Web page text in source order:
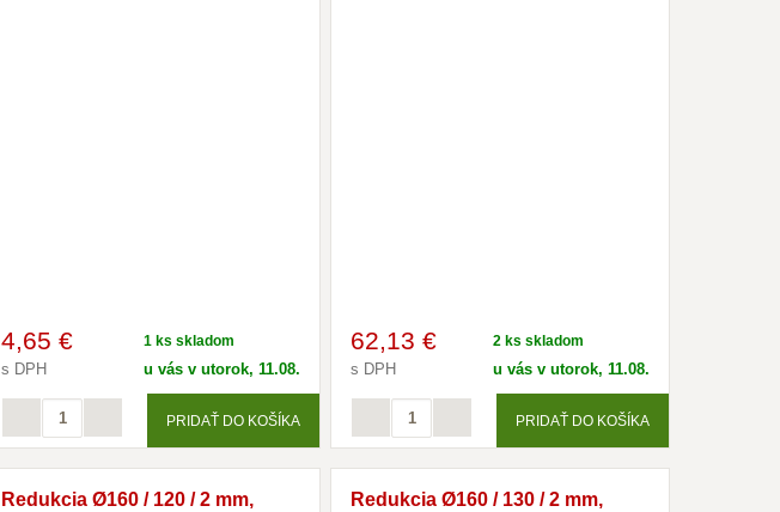
4,65 €
s DPH
1 ks skladom
u vás v utorok, 11.08.
PRIDAŤ DO KOŠÍKA
62,13 €
s DPH
2 ks skladom
u vás v utorok, 11.08.
PRIDAŤ DO KOŠÍKA
Redukcia Ø160 / 120 / 2 mm,
Redukcia Ø160 / 130 / 2 mm,